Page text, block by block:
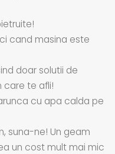
cand masina este
doar solutii de
care te afli!
cu apa calda pe
suna-ne! Un geam
un cost mult mai mic